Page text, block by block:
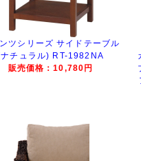
ツシリーズ サイドテーブル
チュラル) RT-1982NA
販売価格：10,780円